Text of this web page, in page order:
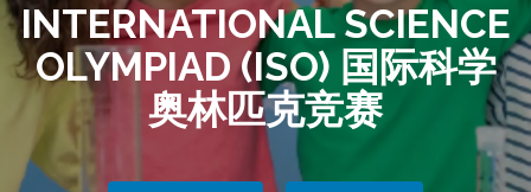
INTERNATIONAL SCIENCE
OLYMPIAD (ISO) 国际科学
奥林匹克竞赛